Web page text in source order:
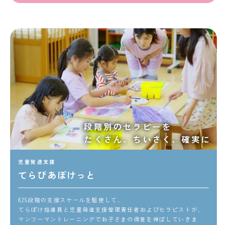
段階別のセラピーを
たくさん、ちいさく、確実に
児童発達支援
てらぴあぽけっと
825段階の支援スケールを駆使して、
てらぽけ指導員と児童発達支援管理責任者およびセラピストが、
マンツーマントレーニングでお子さまの得意を伸ばしていきま